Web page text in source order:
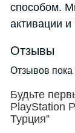
способом.
активации
Отзывы
Отзывов пока
Будьте
PlayStation
Турция”